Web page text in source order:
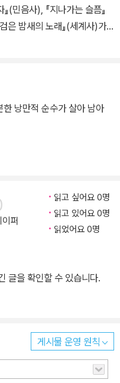
(민음사), 『지나가는 슬픔』
은 밤새의 노래』(세계사)가
교수로 재직 중이다.
낭만적 순수가 살아 남아
퍼
읽고 싶어요 0명
읽고 있어요 0명
읽었어요 0명
글을 확인할 수 있습니다.
게시물 운영 원칙